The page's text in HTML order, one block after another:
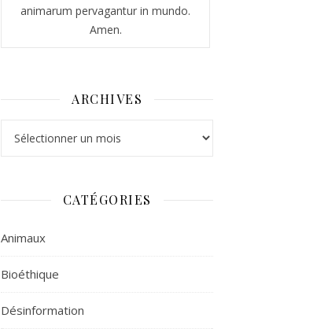
animarum pervagantur in mundo.
Amen.
ARCHIVES
CATÉGORIES
Animaux
Bioéthique
Désinformation